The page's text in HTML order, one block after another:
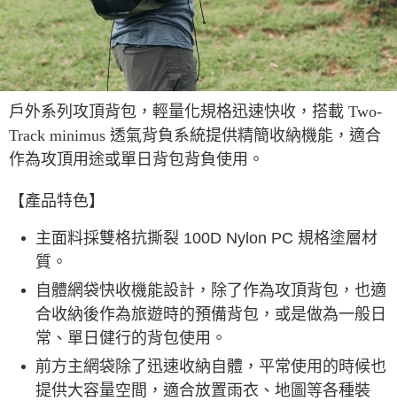
免運費
順豐貨運海外配送(運費買家自付，順豐交貨並收取運費) 查看運費
戶外系列攻頂背包，輕量化規格迅速快收，搭載 Two-
Track minimus 透氣背負系統提供精簡收納機能，適合
作為攻頂用途或單日背包背負使用。
【產品特色】
主面料採雙格抗撕裂 100D Nylon PC 規格塗層材
質。
自體網袋快收機能設計，除了作為攻頂背包，也適
合收納後作為旅遊時的預備背包，或是做為一般日
常、單日健行的背包使用。
前方主網袋除了迅速收納自體，平常使用的時候也
提供大容量空間，適合放置雨衣、地圖等各種裝